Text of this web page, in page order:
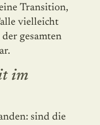
Transition,
vielleicht
gesamten
im
sind die